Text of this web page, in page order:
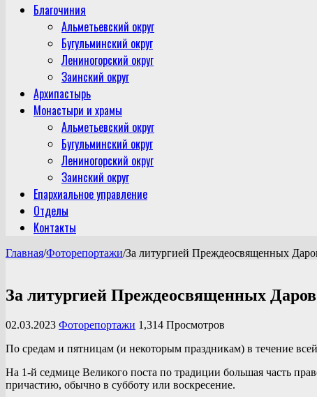
Благочиния
Альметьевский округ
Бугульминский округ
Лениногорский округ
Заинский округ
Архипастырь
Монастыри и храмы
Альметьевский округ
Бугульминский округ
Лениногорский округ
Заинский округ
Епархиальное управление
Отделы
Контакты
Главная/Фоторепортажи/За литургией Преждеосвященных
За литургией Преждеосвященных Даров
02.03.2023 Фоторепортажи 1,314 Просмотров
По средам и пятницам (и некоторым праздникам) в течение
На 1-й седмице Великого поста по традиции большая часть
причастию, обычно в субботу или воскресение.